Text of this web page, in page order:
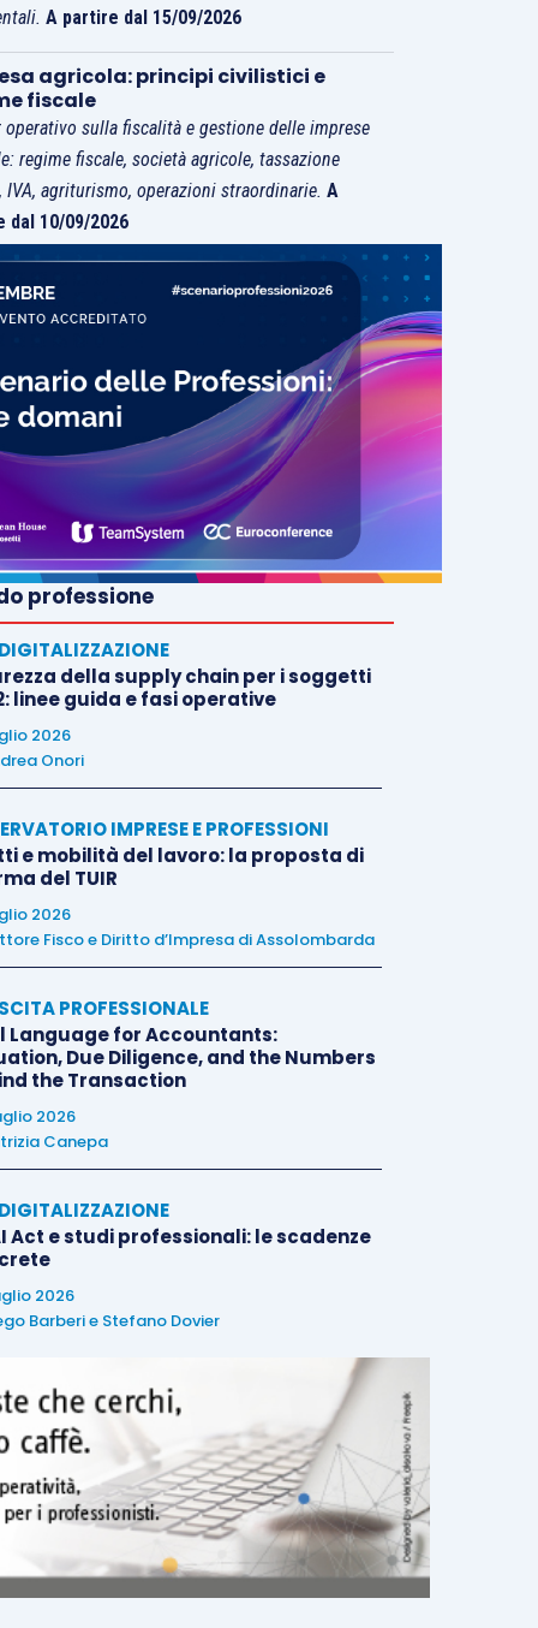
A partire dal 15/09/2026
agricola: principi civilistici e
fiscale
operativo sulla fiscalità e gestione delle imprese
regime fiscale, società agricole, tassazione
IVA, agriturismo, operazioni straordinarie.A
dal 10/09/2026
professione
della supply chain per i soggetti
linee guida e fasi operative
2026
Onori
IMPRESE E PROFESSIONI
e mobilità del lavoro: la proposta di
del TUIR
2026
Fisco e Diritto d’Impresa di Assolombarda
PROFESSIONALE
Language for Accountants:
Due Diligence, and the Numbers
the Transaction
2026
Canepa
Act e studi professionali: le scadenze
2026
Barberie Stefano Dovier